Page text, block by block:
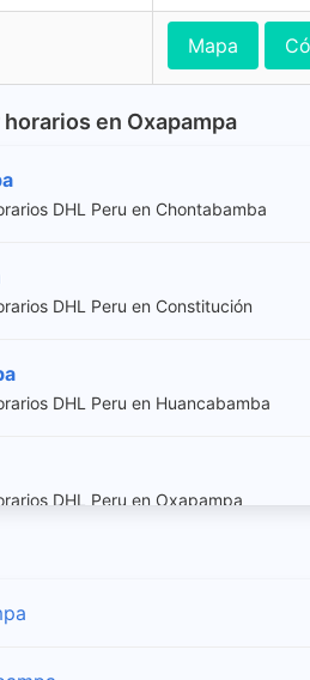
Mapa
en Oxapampa
DHL Peru en Chontabamba
DHL Peru en Constitución
DHL Peru en Huancabamba
DHL Peru en Oxapampa